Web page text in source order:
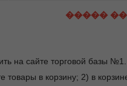
�����
на сайте торговой базы №1.
товары в корзину; 2) в